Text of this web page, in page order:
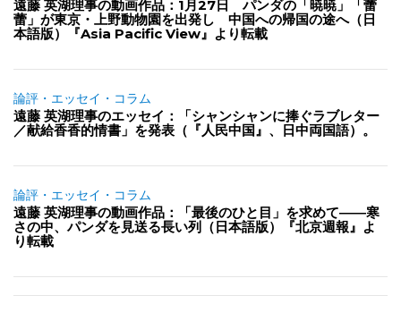
遠藤 英湖理事の動画作品：1月27日 パンダの「暁暁」「蕾
蕾」が東京・上野動物園を出発し 中国への帰国の途へ（日
本語版）『Asia Pacific View』より転載
論評・エッセイ・コラム
遠藤 英湖理事のエッセイ：「シャンシャンに捧ぐラブレター
／献給香香的情書」を発表（『人民中国』、日中両国語）。
論評・エッセイ・コラム
遠藤 英湖理事の動画作品：「最後のひと目」を求めて――寒
さの中、パンダを見送る長い列（日本語版）『北京週報』よ
り転載